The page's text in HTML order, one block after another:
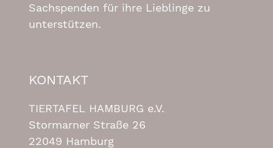
Sachspenden für ihre Lieblinge zu
unterstützen.
KONTAKT
TIERTAFEL HAMBURG e.V.
Stormarner Straße 26
22049 Hamburg